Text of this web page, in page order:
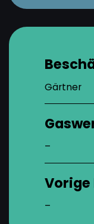
Gärtner
–
–